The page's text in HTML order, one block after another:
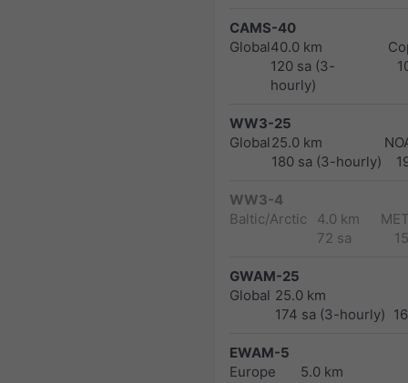
CAMS-40
Global40.0 km
120 sa (3-
hourly)
WW3-25
Global25.0 km
180 sa (3-hourly)
WW3-4
Baltic/Arctic
4.0 km
72 sa
GWAM-25
Global 25.0 km
174 sa (3-hourly)
EWAM-5
Europe
5.0 km